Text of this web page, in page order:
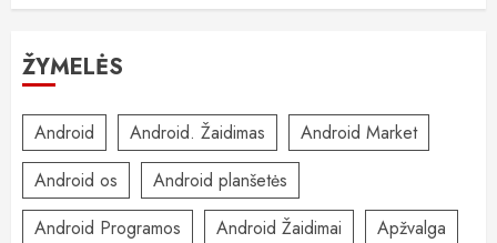
ŽYMELĖS
Android Android. Žaidimas
Android Market
Android os
Android planšetės
Android Programos
Android Žaidimai
Apžvalga